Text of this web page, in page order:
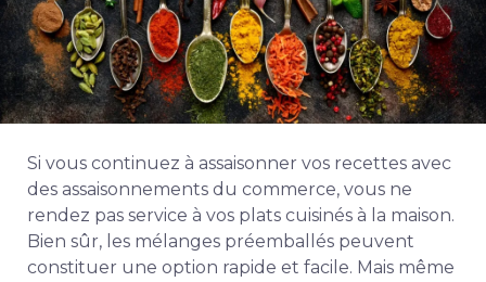
Si vous continuez à assaisonner vos recettes avec
des assaisonnements du commerce, vous ne
rendez pas service à vos plats cuisinés à la maison.
Bien sûr, les mélanges préemballés peuvent
constituer une option rapide et facile. Mais même